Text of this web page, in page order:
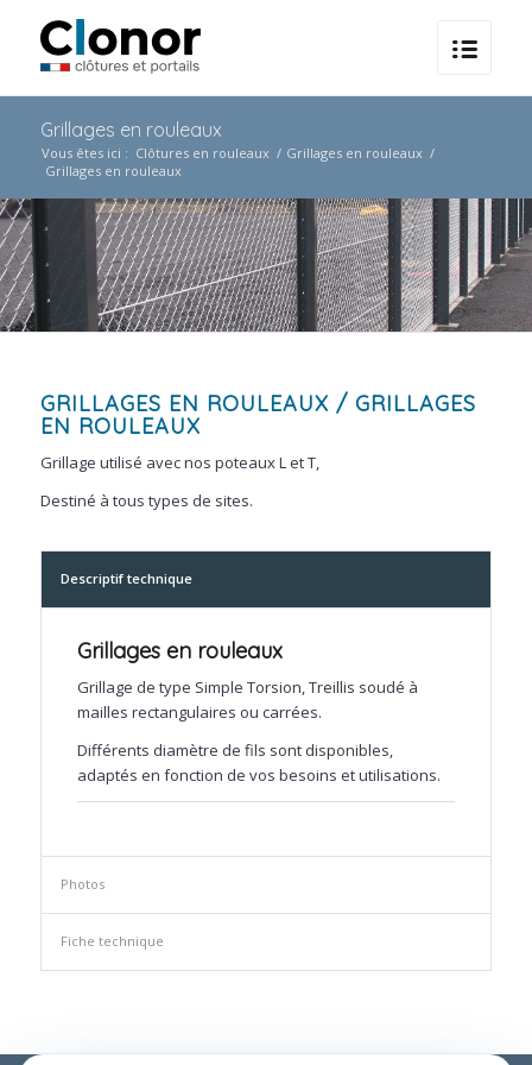
Grillages en rouleaux
Vous êtes ici : Clôtures en rouleaux / Grillages en rouleaux /
Grillages en rouleaux
GRILLAGES EN ROULEAUX / GRILLAGES
EN ROULEAUX
Grillage utilisé avec nos poteaux L et T,
Destiné à tous types de sites.
Descriptif technique
Grillages en rouleaux
Grillage de type Simple Torsion, Treillis soudé à
mailles rectangulaires ou carrées.
Différents diamètre de fils sont disponibles,
adaptés en fonction de vos besoins et utilisations.
Photos
Fiche technique